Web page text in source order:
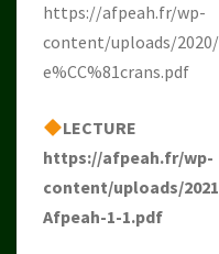
https://afpeah.fr/wp-
content/uploads/
e%CC%81crans.pdf
LECTURE
https://afpeah.fr/wp-
content/uploads/
Afpeah-1-1.pdf